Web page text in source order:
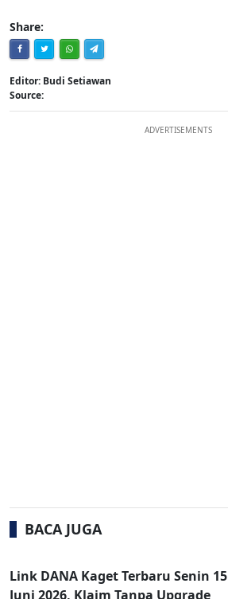
Share:
Editor: Budi Setiawan
Source:
ADVERTISEMENTS
BACA JUGA
Link DANA Kaget Terbaru Senin 15
Juni 2026, Klaim Tanpa Upgrade